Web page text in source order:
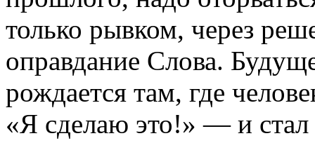
только рывком, через
оправдание Слова.
рождается там, где
«Я сделаю это!» — и стал